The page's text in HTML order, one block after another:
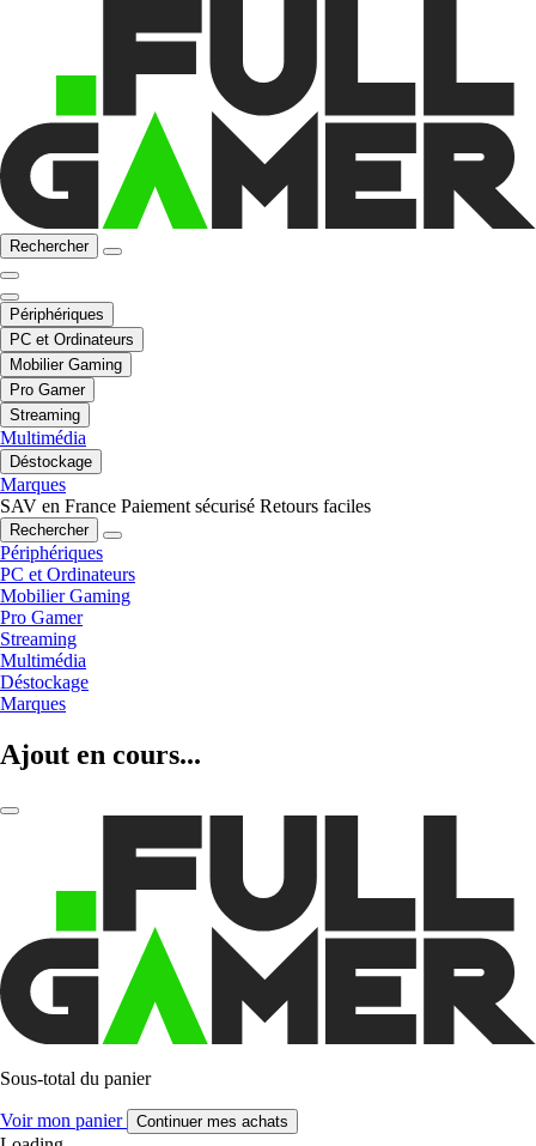
Rechercher
Périphériques
PC et Ordinateurs
Mobilier Gaming
Pro Gamer
Streaming
Multimédia
Déstockage
Marques
SAV en France Paiement sécurisé Retours faciles
Rechercher
Périphériques
PC et Ordinateurs
Mobilier Gaming
Pro Gamer
Streaming
Multimédia
Déstockage
Marques
Ajout en cours...
Sous-total du panier
Voir mon panier Continuer mes achats